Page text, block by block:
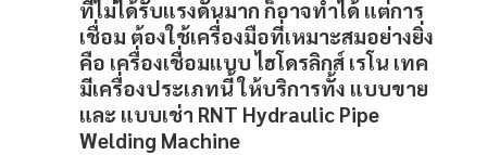
ที่ไม่ได้รับแรงดันมาก ก็อาจทำได้ แต่การ
เชื่อม ต้องใช้เครื่องมือที่เหมาะสมอย่างยิ่ง
คือ เครื่องเชื่อมแบบ ไฮโดรลิกส์ เรโน เทค
มีเครื่องประเภทนี้ ให้บริการทั้ง แบบขาย
และ แบบเช่า RNT Hydraulic Pipe
Welding Machine